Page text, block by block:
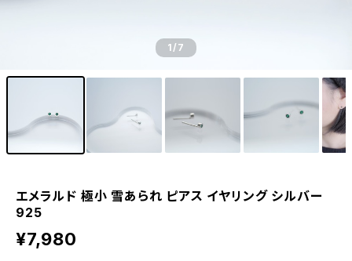
1/7
エメラルド 極小 雪あられ ピアス イヤリング シルバー
925
¥7,980